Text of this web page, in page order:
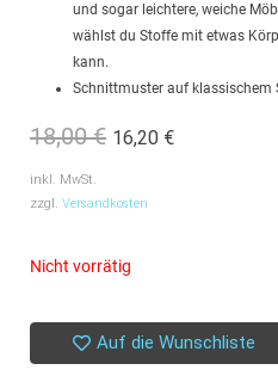
und sogar leichtere, weiche
wählst du Stoffe mit etwas
kann.
Schnittmuster auf klassischem
18,00€
war:
16,20 €
inkl. MwSt.
zzgl. Versandkosten
Nicht vorrätig
Auf die Wunschliste